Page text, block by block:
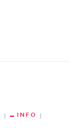
INFO